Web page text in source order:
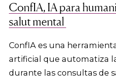
ConfIA, IA para
salut mental
ConfIA es una
artificial que automatiza
durante las consultas de